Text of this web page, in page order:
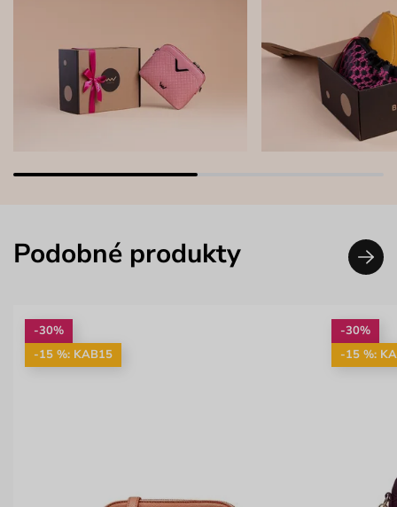
Podobné produkty
-30%
-15 %: KAB15
-30%
-15 %: